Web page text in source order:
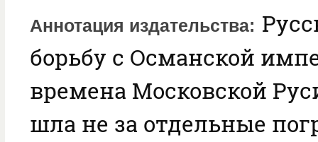
Аннотация издательства
борьбу с Османской
времена Московской
шла не за отдельные